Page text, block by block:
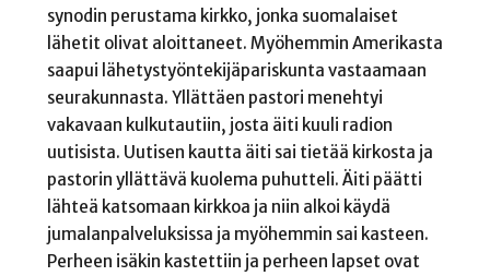
synodin perustama kirkko, jonka suomalaiset
lähetit olivat aloittaneet. Myöhemmin Amerikasta
saapui lähetystyöntekijäpariskunta vastaamaan
seurakunnasta. Yllättäen pastori menehtyi
vakavaan kulkutautiin, josta äiti kuuli radion
uutisista. Uutisen kautta äiti sai tietää kirkosta ja
pastorin yllättävä kuolema puhutteli. Äiti päätti
lähteä katsomaan kirkkoa ja niin alkoi käydä
jumalanpalveluksissa ja myöhemmin sai kasteen.
Perheen isäkin kastettiin ja perheen lapset ovat